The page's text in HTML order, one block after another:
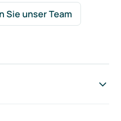
Sie unser Team